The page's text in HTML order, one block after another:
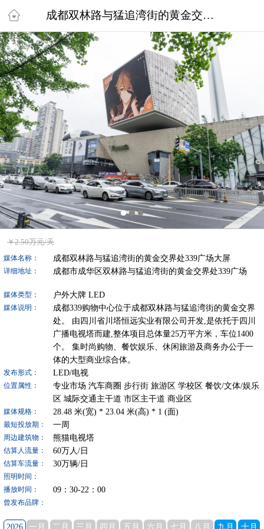
成都双林路与猛追湾街的黄金交界处339广场大屏
￥2.50万元/天
媒体名称： 成都双林路与猛追湾街的黄金交界处339广场大屏
详细地址： 成都市成华区双林路与猛追湾街的黄金交界处339广场
媒体类型： 户外大牌 LED
媒体说明：
成都339购物中心位于成都双林路与猛追湾街的黄金交界
处。 由四川省川塔恒远实业有限公司开发,是依托于四川
广播电视塔而建,整体项目总体量25万平方米，车位1400
个。 集时尚购物、餐饮娱乐、休闲旅游及商务办公于一
体的大型商业综合体。
发布形式： LED/电视
位置属性： 专业市场 汽车商圈 步行街 旅游区 学校区 餐饮/文体/娱乐
区 城际交通主干道 市区主干道 商业区
媒体规格： 28.48米(宽) * 23.04米(高) * 1 (面)
最短投放期： 一周
周边建筑物： 熊猫电视塔
估算人流量： 60万人/日
估算车流量： 30万辆/日
照明时间：
播放时间：
09：30-22：00
曾发布品牌：
2026 一月 二月 三月 四月 五月 六月 七月 八月 九月 十月